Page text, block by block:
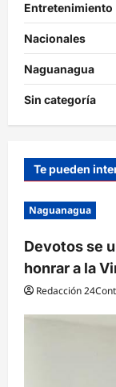
Entretenimiento
Nacionales
Naguanagua
Sin categoría
Te pueden
Naguanagua
Devotos se
honrar a la
Redacción